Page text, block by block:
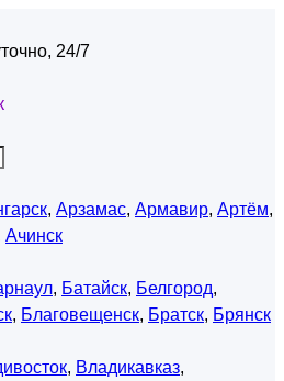
24/7
, Арзамас, Армавир, Артём,
Ачинск
, Батайск, Белгород,
, Благовещенск, Братск, Брянск
, Владикавказ,